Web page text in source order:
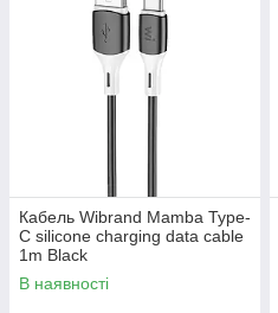
Кабель Wibrand Mamba Type-
C silicone charging data cable
1m Black
В наявності